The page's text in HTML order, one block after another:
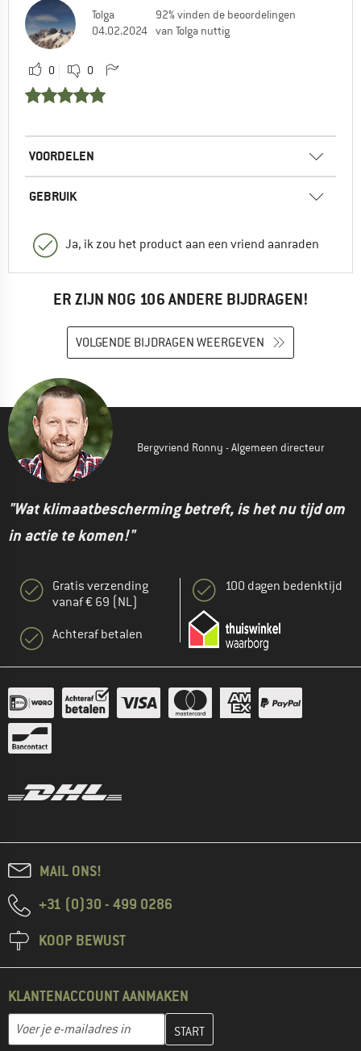
Tolga
04.02.2024
92% vinden de beoordelingen
van Tolga nuttig
0 0
VOORDELEN
GEBRUIK
Ja, ik zou het product aan een vriend aanraden
ER ZIJN NOG 106 ANDERE BIJDRAGEN!
VOLGENDE BIJDRAGEN WEERGEVEN
Bergvriend Ronny - Algemeen directeur
"Wat klimaatbescherming betreft, is het nu tijd om
in actie te komen!"
Gratis verzending
vanaf € 69 (NL)
Achteraf betalen
100 dagen bedenktijd
MAIL ONS!
+31 (0)30 - 499 0286
KOOP BEWUST
KLANTENACCOUNT AANMAKEN
E-mailadres
Vul je e-mailadres hier in en maak in de volgende stap je